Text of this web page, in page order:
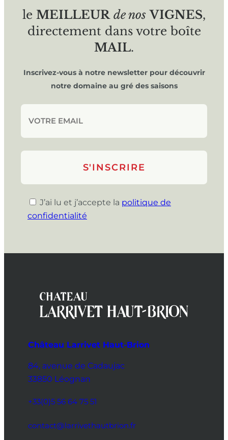
le MEILLEUR de nos VIGNES,
directement dans votre boîte
MAIL.
Inscrivez-vous à notre newsletter pour découvrir
notre domaine au gré des saisons
J’ai lu et j’accepte la politique de
confidentialité
Château Larrivet Haut-Brion
84, avenue de Cadaujac
33850 Léognan
+33(0)5 56 64 75 51
contact@larrivethautbrion.fr